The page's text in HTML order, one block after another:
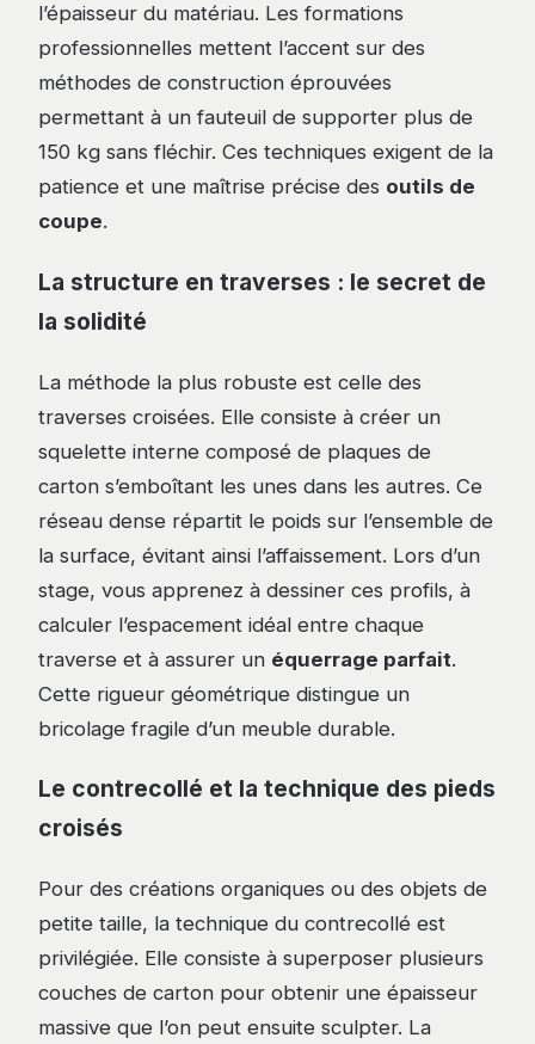
l’épaisseur du matériau. Les formations
professionnelles mettent l’accent sur des
méthodes de construction éprouvées
permettant à un fauteuil de supporter plus de
150 kg sans fléchir. Ces techniques exigent de la
patience et une maîtrise précise des outils de
coupe.
La structure en traverses : le secret de
la solidité
La méthode la plus robuste est celle des
traverses croisées. Elle consiste à créer un
squelette interne composé de plaques de
carton s’emboîtant les unes dans les autres. Ce
réseau dense répartit le poids sur l’ensemble de
la surface, évitant ainsi l’affaissement. Lors d’un
stage, vous apprenez à dessiner ces profils, à
calculer l’espacement idéal entre chaque
traverse et à assurer un équerrage parfait.
Cette rigueur géométrique distingue un
bricolage fragile d’un meuble durable.
Le contrecollé et la technique des pieds
croisés
Pour des créations organiques ou des objets de
petite taille, la technique du contrecollé est
privilégiée. Elle consiste à superposer plusieurs
couches de carton pour obtenir une épaisseur
massive que l’on peut ensuite sculpter. La